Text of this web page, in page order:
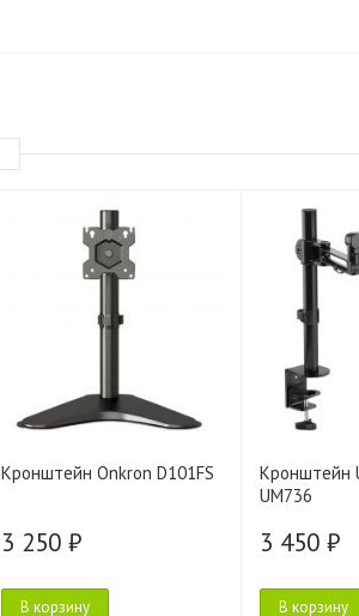
Кронштейн Onkron D101FS
3 250 ₽
В корзину
Кронштейн
UM736
3 450 ₽
В корзину